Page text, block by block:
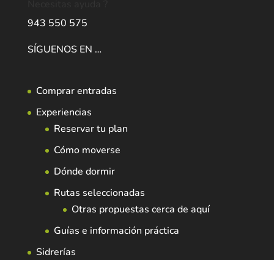
943 550 575
SÍGUENOS EN …
Comprar entradas
Experiencias
Reservar tu plan
Cómo moverse
Dónde dormir
Rutas seleccionadas
Otras propuestas cerca de aquí
Guías e información práctica
Sidrerías